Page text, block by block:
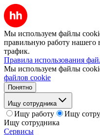
Мы используем файлы
правильную работу нашего
трафик.
Правила использования
Мы используем файлы
файлов cookie
Понятно
Ищу сотрудника
Ищу работу
Ищу
Ищу сотрудника
Сервисы